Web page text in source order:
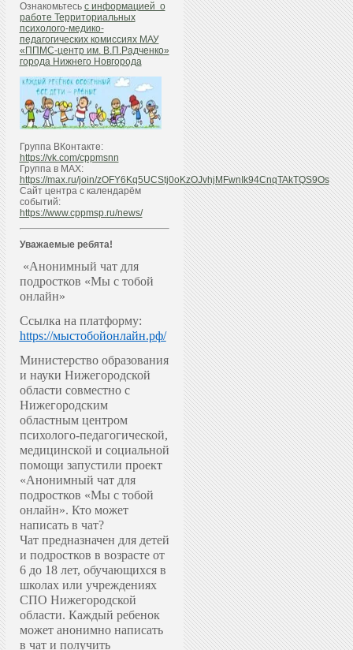
Ознакомьтесь с информацией о
работе Территориальных
психолого-медико-
педагогических комиссиях МАУ
«ППМС-центр им. В.П.Радченко»
города Нижнего Новгорода
Группа ВКонтакте:
https://vk.com/cppmsnn
Группа в МАХ:
https://max.ru/join/zOFY6Kq5UCStj0oKzOJvhjMFwnIk94CnqTAkTQS9Os
Сайт центра с календарём
событий:
https://www.cppmsp.ru/news/
Уважаемые ребята!
«Анонимный чат для
подростков «Мы с тобой
онлайн»
Ссылка на платформу:
https://мыстобойонлайн.рф/
Министерство образования
и науки Нижегородской
области совместно с
Нижегородским
областным центром
психолого-педагогической,
медицинской и социальной
помощи запустили проект
«Анонимный чат для
подростков «Мы с тобой
онлайн». Кто может
написать в чат?
Чат предназначен для детей
и подростков в возрасте от
6 до 18 лет, обучающихся в
школах или учреждениях
СПО Нижегородской
области. Каждый ребенок
может анонимно написать
в чат и получить